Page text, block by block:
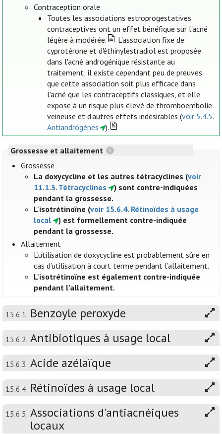
Contraception orale
Toutes les associations estroprogestatives
contraceptives ont un effet bénéfique sur l'acné
légère à modérée.
L'association fixe de
cyprotérone et d'éthinylestradiol est proposée
dans l'acné androgénique résistante au
traitement; il existe cependant peu de preuves
que cette association soit plus efficace dans
l'acné que les contraceptifs classiques, et elle
expose à un risque plus élevé de thromboembolie
veineuse et d’autres effets indésirables (voir 5.4.5.
Antiandrogènes
).
Grossesse et allaitement
Grossesse
La doxycycline et les autres tétracyclines (voir
11.1.3. Tétracyclines
) sont contre-indiquées
pendant la grossesse.
L'isotrétinoïne (voir 15.6.4. Rétinoïdes à usage
local
) est formellement contre-indiquée
pendant la grossesse.
Allaitement
L’utilisation de doxycycline est probablement sûre en
cas d’utilisation à court terme pendant l’allaitement.
L'isotrétinoïne est également contre-indiquée
pendant l’allaitement.
15.6.1. Benzoyle peroxyde
15.6.2. Antibiotiques à usage local
15.6.3. Acide azélaïque
15.6.4. Rétinoïdes à usage local
15.6.5. Associations d'antiacnéiques
locaux